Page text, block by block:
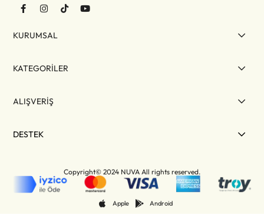
KURUMSAL
KATEGORİLER
ALIŞVERİŞ
DESTEK
Copyright© 2024 NUVA All rights reserved.
Apple Android